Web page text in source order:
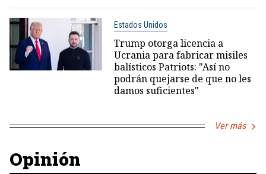
Estados Unidos
Trump otorga licencia a
Ucrania para fabricar misiles
balísticos Patriots: "Así no
podrán quejarse de que no les
damos suficientes"
Ver más
Opinión